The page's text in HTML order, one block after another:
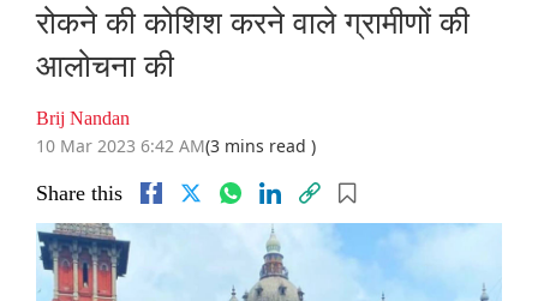
रोकने की कोशिश करने वाले ग्रामीणों की
आलोचना की
Brij Nandan
10 Mar 2023 6:42 AM(3 mins read )
Share this